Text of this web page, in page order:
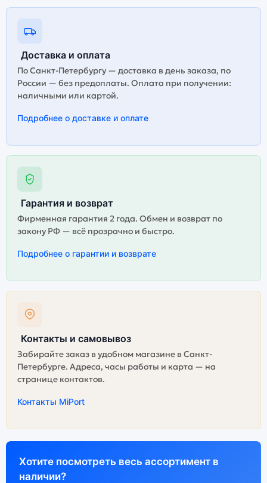
Доставка и оплата
По Санкт-Петербургу — доставка в день заказа, по
России — без предоплаты. Оплата при получении:
наличными или картой.
Подробнее о доставке и оплате
Гарантия и возврат
Фирменная гарантия 2 года. Обмен и возврат по
закону РФ — всё прозрачно и быстро.
Подробнее о гарантии и возврате
Контакты и самовывоз
Забирайте заказ в удобном магазине в Санкт-
Петербурге. Адреса, часы работы и карта — на
странице контактов.
Контакты MiPort
Хотите посмотреть весь ассортимент в
наличии?